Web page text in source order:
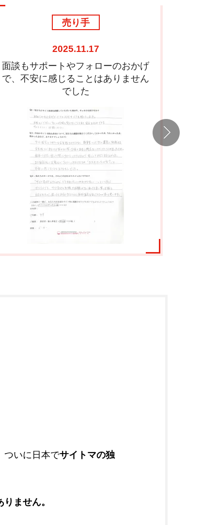
売り手
2025.10.01
驚くほどトントン拍子で譲渡完了ま
で終えることができました
ついに日本でサイトマの独
ません。